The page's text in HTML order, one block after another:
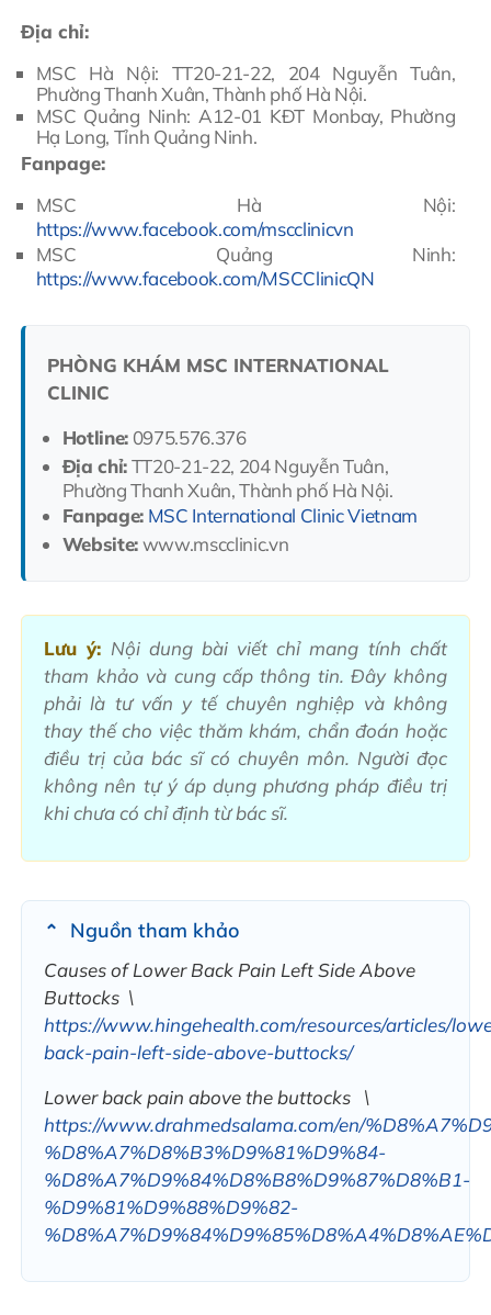
Địa chỉ:
MSC Hà Nội: TT20-21-22, 204 Nguyễn Tuân,
Phường Thanh Xuân, Thành phố Hà Nội.
MSC Quảng Ninh: A12-01 KĐT Monbay, Phường
Hạ Long, Tỉnh Quảng Ninh.
Fanpage:
MSC Hà Nội:
https://www.facebook.com/mscclinicvn
MSC Quảng Ninh:
https://www.facebook.com/MSCClinicQN
PHÒNG KHÁM MSC INTERNATIONAL
CLINIC
Hotline:0975.576.376
Địa chỉ:TT20-21-22, 204 Nguyễn Tuân,
Phường Thanh Xuân, Thành phố Hà Nội.
Fanpage: MSC International Clinic Vietnam
Website:www.mscclinic.vn
Lưu ý: Nội dung bài viết chỉ mang tính chất
tham khảo và cung cấp thông tin. Đây không
phải là tư vấn y tế chuyên nghiệp và không
thay thế cho việc thăm khám, chẩn đoán hoặc
điều trị của bác sĩ có chuyên môn. Người đọc
không nên tự ý áp dụng phương pháp điều trị
khi chưa có chỉ định từ bác sĩ.
Nguồn tham khảo
Causes of Lower Back Pain Left Side Above
Buttocks \
https://www.hingehealth.com/resources/articles/
back-pain-left-side-above-buttocks/
Lower back pain above the buttocks \
https://www.drahmedsalama.com/en/
%D8%A7%D8%B3%D9%81%D9%84-
%D8%A7%D9%84%D8%B8%D9%87%D8%B1-
%D9%81%D9%88%D9%82-